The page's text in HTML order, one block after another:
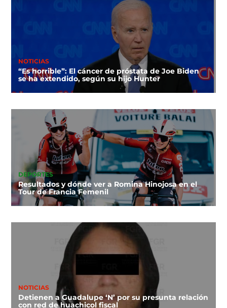
NOTICIAS
“Es horrible”: El cáncer de próstata de Joe Biden
se ha extendido, según su hijo Hunter
DEPORTES
Resultados y dónde ver a Romina Hinojosa en el
Tour de Francia Femenil
NOTICIAS
Detienen a Guadalupe ‘N’ por su presunta relación
con red de huachicol fiscal